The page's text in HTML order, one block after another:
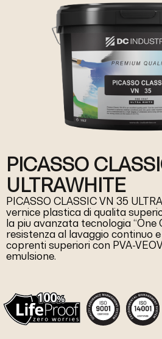
PICASSO
ULTRAWHITE
PICASSO CLASSIC VN 35
vernice plastica di qualita
la piu avanzata tecnologia “One
resistenza al lavaggio continuo
coprenti superiori con PVA-
emulsione.